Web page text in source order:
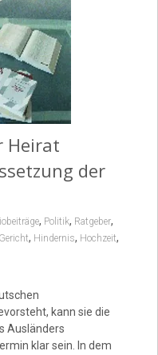
Heirat
der
, Politik, Ratgeber,
Gericht, Hindernis, Hochzeit,
kann sie die
Ausländers
klar sein. In dem